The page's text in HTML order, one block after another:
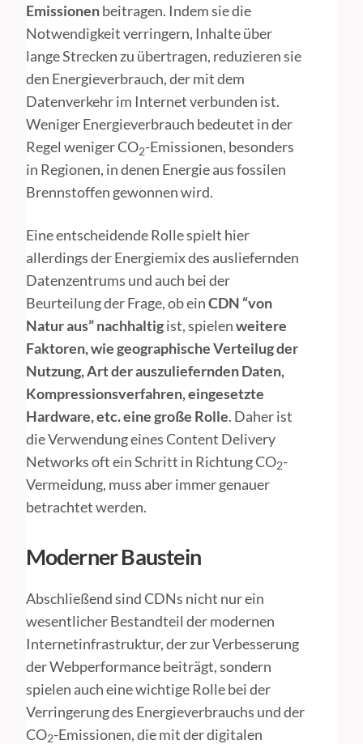
Emissionenbeitragen. Indem sie die
Notwendigkeit verringern, Inhalte über
lange Strecken zu übertragen, reduzieren sie
den Energieverbrauch, der mit dem
Datenverkehr im Internet verbunden ist.
Weniger Energieverbrauch bedeutet in der
Regel weniger CO2-Emissionen, besonders
in Regionen, in denen Energie aus fossilen
Brennstoffen gewonnen wird.
Eine entscheidende Rolle spielt hier
allerdings der Energiemix des ausliefernden
Datenzentrums und auch bei der
Beurteilung der Frage, ob einCDN “von
Natur aus” nachhaltigist, spielenweitere
Faktoren, wie geographische Verteilug der
Nutzung, Art der auszuliefernden Daten,
Kompressionsverfahren, eingesetzte
Hardware, etc. eine große Rolle. Daher ist
die Verwendung eines Content Delivery
Networks oft ein Schritt in Richtung CO2-
Vermeidung, muss aber immer genauer
betrachtet werden.
Moderner Baustein
Abschließend sind CDNs nicht nur ein
wesentlicher Bestandteil der modernen
Internetinfrastruktur, der zur Verbesserung
der Webperformance beiträgt, sondern
spielen auch eine wichtige Rolle bei der
Verringerung des Energieverbrauchs und der
CO2-Emissionen, die mit der digitalen